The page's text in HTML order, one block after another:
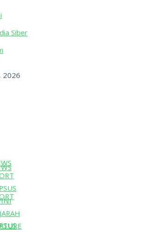
Siber
2026